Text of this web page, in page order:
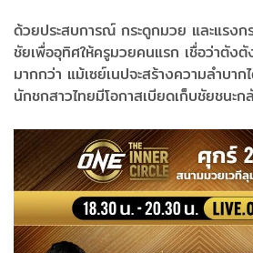
ด้วยประสบการณ์ กระดูกมวย และแรงก
ชัยเพื่ออุทิศให้ครูมวยคนแรก เชื่อว่าตังตั
มากกว่า แม้เซย์เนปจะสร้างความลำบา
นักชกสาวไทยมีโอกาสเบียดเก็บชัยชนะก